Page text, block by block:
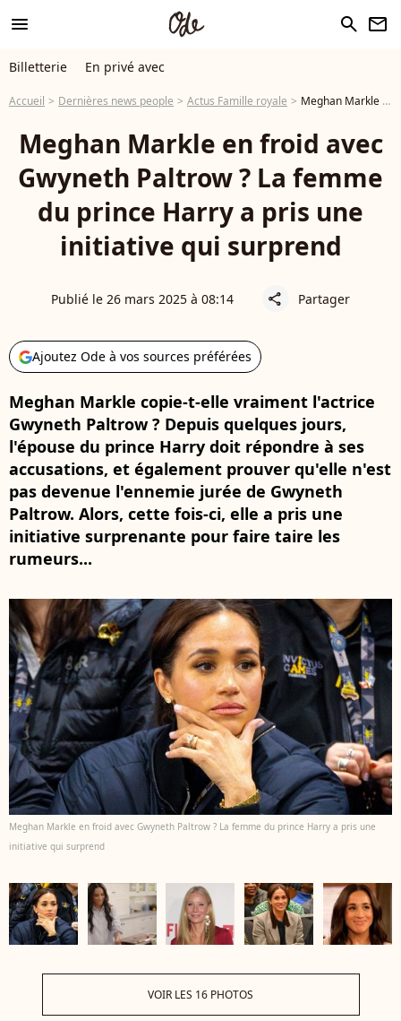
menu search newsletter
Billetterie En privé avec
Accueil Dernières news people Actus Famille royale Meghan Markle en froid avec Gwyneth Paltrow ? La femme du prince Harry a pris une initiative qui surprend
Meghan Markle en froid avec
Gwyneth Paltrow ? La femme
du prince Harry a pris une
initiative qui surprend
Publié le 26 mars 2025 à 08:14 share Partager
Ajoutez Ode à vos sources préférées
Meghan Markle copie-t-elle vraiment l'actrice
Gwyneth Paltrow ? Depuis quelques jours,
l'épouse du prince Harry doit répondre à ses
accusations, et également prouver qu'elle n'est
pas devenue l'ennemie jurée de Gwyneth
Paltrow. Alors, cette fois-ci, elle a pris une
initiative surprenante pour faire taire les
rumeurs...
Meghan Markle en froid avec Gwyneth Paltrow ? La femme du prince Harry a pris une
initiative qui surprend
VOIR LES 16 PHOTOS